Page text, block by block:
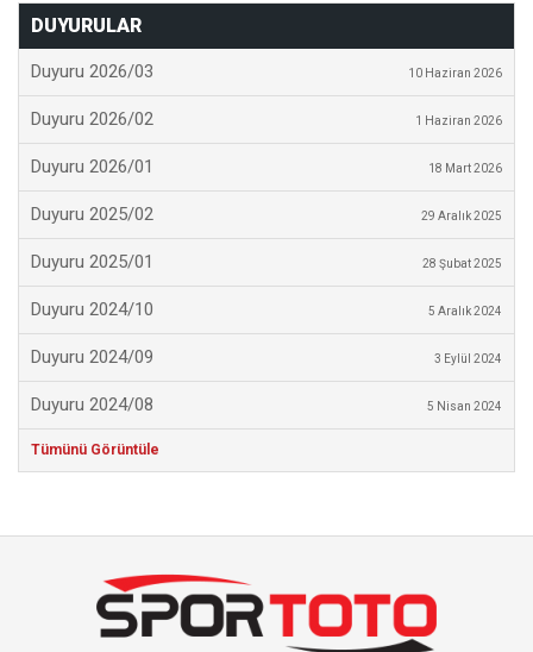
DUYURULAR
Duyuru 2026/03 10 Haziran 2026
Duyuru 2026/02 1 Haziran 2026
Duyuru 2026/01 18 Mart 2026
Duyuru 2025/02 29 Aralık 2025
Duyuru 2025/01 28 Şubat 2025
Duyuru 2024/10 5 Aralık 2024
Duyuru 2024/09 3 Eylül 2024
Duyuru 2024/08 5 Nisan 2024
Tümünü Görüntüle